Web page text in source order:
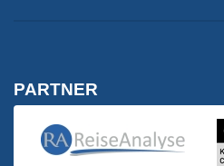
PARTNER
Reise Analyse